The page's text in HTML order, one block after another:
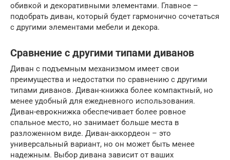
обивкой и декоративными элементами. Главное –
подобрать диван, который будет гармонично сочетаться
с другими элементами мебели и декора.
Сравнение с другими типами диванов
Диван с подъемным механизмом имеет свои
преимущества и недостатки по сравнению с другими
типами диванов. Диван-книжка более компактный, но
менее удобный для ежедневного использования.
Диван-еврокнижка обеспечивает более ровное
спальное место, но занимает больше места в
разложенном виде. Диван-аккордеон – это
универсальный вариант, но он может быть менее
надежным. Выбор дивана зависит от ваших